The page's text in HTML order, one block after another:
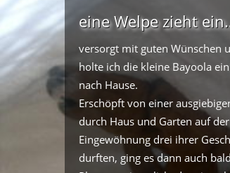
eine Welpe zieht
versorgt mit guten Wünschen
holte ich die kleine Bayoola
nach Hause.
Erschöpft von einer
durch Haus und Garten auf
Eingewöhnung drei ihrer
durften, ging es dann auch